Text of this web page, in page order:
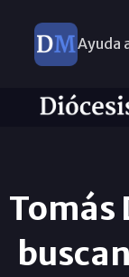
Ayuda
Tomás